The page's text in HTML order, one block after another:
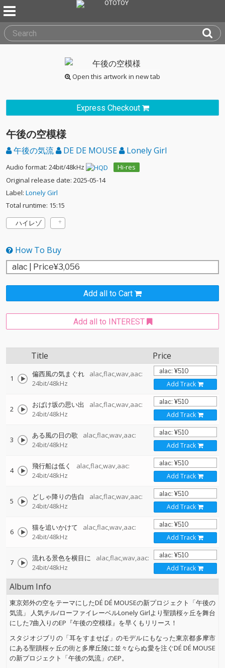
Open this artwork in new tab
Express Checkout
午後の空模様
午後の気流 DE DE MOUSE Lonely Girl
Audio format: 24bit/48kHz
Hi-res
Original release date: 2025-05-14
Label: Lonely Girl
Total runtime: 15:15
ハイレゾ
How To Buy
Add all to Cart
Add all to INTEREST
Title Price
1 偏西風の気まぐれ
alac,flac,wav,aac:
24bit/48kHz
Add Track
2 おばけ坂の思い出
alac,flac,wav,aac:
24bit/48kHz
Add Track
3 ある風の日の歌
alac,flac,wav,aac:
24bit/48kHz
Add Track
4 飛行船は低く
alac,flac,wav,aac:
24bit/48kHz
Add Track
5 どしゃ降りの告白
alac,flac,wav,aac:
24bit/48kHz
Add Track
6 猫を追いかけて
alac,flac,wav,aac:
24bit/48kHz
Add Track
7 流れる景色を横目に
alac,flac,wav,aac:
24bit/48kHz
Add Track
Album Info
東京郊外の空をテーマにしたDÉ DÉ MOUSEの新プロジェクト「午後の
気流」 人気チル/ローファイレーベルLonely Girlより聖蹟桜ヶ丘を舞台
にした7曲入りのEP『午後の空模様』を早くもリリース！
スタジオジブリの「耳をすませば」のモデルにもなった東京都多摩市
にある聖蹟桜ヶ丘の街と多摩丘陵に並々ならぬ愛を注ぐDÉ DÉ MOUSE
の新プロジェクト「午後の気流」のEP。